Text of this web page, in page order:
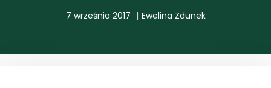
7 września 2017 Ewelina Zdunek